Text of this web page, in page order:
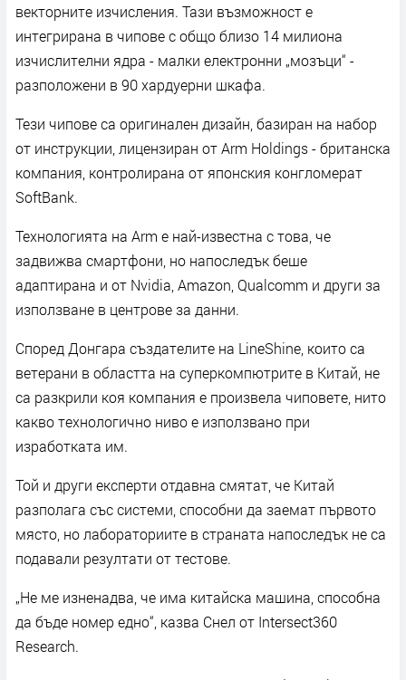
векторните изчисления. Тази възможност е
интегрирана в чипове с общо близо 14 милиона
изчислителни ядра - малки електронни „мозъци“ -
разположени в 90 хардуерни шкафа.
Тези чипове са оригинален дизайн, базиран на набор
от инструкции, лицензиран от Arm Holdings - британска
компания, контролирана от японския конгломерат
SoftBank.
Технологията на Arm е най-известна с това, че
задвижва смартфони, но напоследък беше
адаптирана и от Nvidia, Amazon, Qualcomm и други за
използване в центрове за данни.
Според Донгара създателите на LineShine, които са
ветерани в областта на суперкомпютрите в Китай, не
са разкрили коя компания е произвела чиповете, нито
какво технологично ниво е използвано при
изработката им.
Той и други експерти отдавна смятат, че Китай
разполага със системи, способни да заемат първото
място, но лабораториите в страната напоследък не са
подавали резултати от тестове.
„Не ме изненадва, че има китайска машина, способна
да бъде номер едно“, казва Снел от Intersect360
Research.